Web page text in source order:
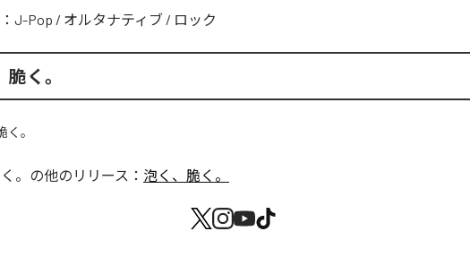
J-Pop / オルタナティブ / ロック
く。
。 の他のリリース： 泡く、脆く。